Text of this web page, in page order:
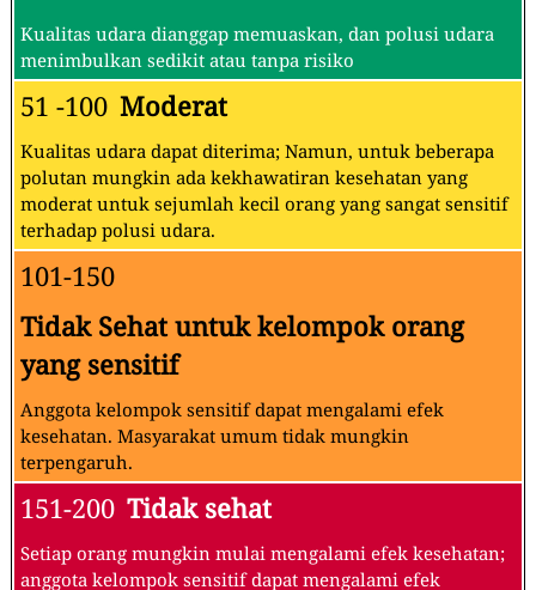
Kualitas udara dianggap memuaskan, dan polusi udara
menimbulkan sedikit atau tanpa risiko
51 -100 Moderat
Kualitas udara dapat diterima; Namun, untuk beberapa
polutan mungkin ada kekhawatiran kesehatan yang
moderat untuk sejumlah kecil orang yang sangat sensitif
terhadap polusi udara.
101-150
Tidak Sehat untuk kelompok orang
yang sensitif
Anggota kelompok sensitif dapat mengalami efek
kesehatan. Masyarakat umum tidak mungkin
terpengaruh.
151-200 Tidak sehat
Setiap orang mungkin mulai mengalami efek kesehatan;
anggota kelompok sensitif dapat mengalami efek